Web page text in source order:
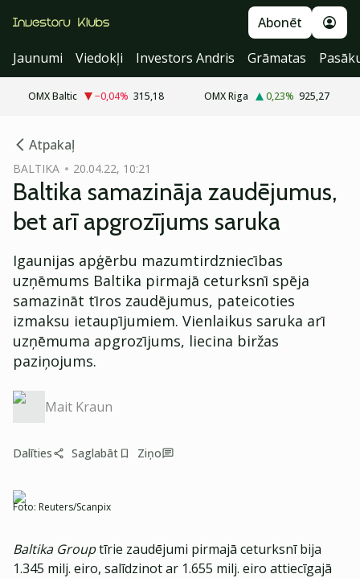
Abonēt
Jaunumi
Viedokļi Investors Andris Grāmatas
OMX Baltic −0,04% 315,18 OMX Riga 0,23% 925,27
Atpakaļ
BALTIKA 20.04.22, 10:21
Baltika samazināja zaudējumus,
bet arī apgrozījums saruka
Igaunijas apģērbu mazumtirdzniecības
uzņēmums Baltika pirmajā ceturksnī spēja
samazināt tīros zaudējumus, pateicoties
izmaksu ietaupījumiem. Vienlaikus saruka arī
uzņēmuma apgrozījums, liecina biržas
paziņojums.
Mait Kraun
Dalīties Saglabāt Ziņo
Foto: Reuters/Scanpix
Baltika Grouptīrie zaudējumi pirmajā ceturksnī bija
1.345 milj. eiro, salīdzinot ar 1.655 milj. eiro attiecīgajā